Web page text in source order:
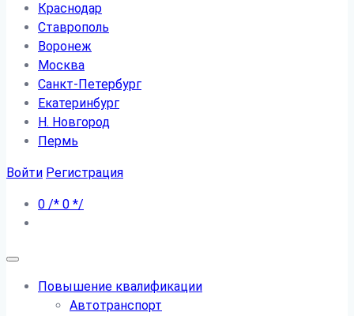
Краснодар
Ставрополь
Воронеж
Москва
Санкт-Петербург
Екатеринбург
Н. Новгород
Пермь
Войти Регистрация
0 /* 0 */
Повышение квалификации
Автотранспорт